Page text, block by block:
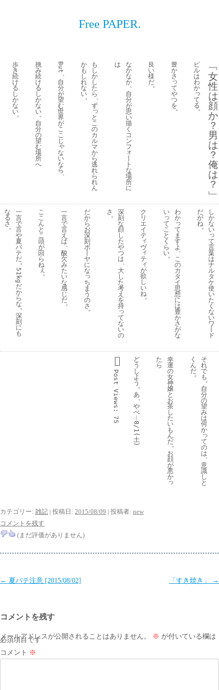
Free PAPER.
﹁
女
性
は
顔
か
？
男
は
？
俺
は
？
﹂
ビ
ル
は
わ
か
っ
て
る。
豊
か
さ
っ
て
や
つ
を。
良
い
様
だ。
な
か
な
か、
自
分
が
思
い
描
く
コ
ン
フ
ォ
ト
な
場
所
に
は
も
し
か
し
た
ら、
ず
っ
と
こ
の
カ
ル
マ
か
ら
逃
れ
ら
れ
ん
か
も
し
れ
な
い。
But、
自
分
が
望
む
世
界
が
こ
こ
じ
ゃ
な
い
な
ら、
挑
み
続
け
る
し
か
な
い。
自
分
の
望
む
場
所
へ
歩
き
続
け
る
し
か
な
い。
し
か
な
い
っ
て
言
葉
は
ナ
ル
タ
ケ
使
い
た
く
な
い
ワ
ド
だ
が
ね。
わ
か
っ
て
ま
す
よ、
こ
の
カ
タ
イ
思
想
に
は
豊
か
さ
が
な
い
っ
て
こ
と
く
ら
い。
ク
リ
エ
イ
テ
ィ
ヴ
ィ
テ
ィ
が
欲
し
い
ね。
深
刻
な
顔
し
た
や
つ
は、
大
し
た
考
え
を
持
っ
て
な
い
の
さ。
だ
か
ら
お
深
刻
ボ
ヤ
に
な
っ
ち
ま
う
の
さ。
一
言
で
言
え
ば、
酸
欠
み
た
い
な
感
じ
だ。
こ
こ
ん
と
こ
頭
が
回
ら
ね
ぇ。
一
言
で
言
や
夏
バ
テ
だ。
51kg
だ
か
ら
な。
深
刻
に
も
な
る
さ。
そ
れ
で
も。
自
分
の
望
み
は
何
か
っ
て
の
は、
意
識
し
と
く
ん
だ。
幸
運
の
女
神
嬢
と
お
茶
し
た
い
も
ん
だ。
お
顔
が
悪
か
っ
た
ら
ど
う
し
よ
う。
あ、
や
べ
︱
8/1(
土
)
Post
Views:
75
カテゴリー: 雑記 | 投稿日: 2015/08/09 | 投稿者: new
コメントを残す
(まだ評価がありません)
投
ビ
ゲ
ー
← 夏バテ注意 [2015/08/02] 「すき焼き」 →
コメントを残す
メールアドレスが公開されることはありません。 ※ が付いている欄は
必須項目です
コメント ※